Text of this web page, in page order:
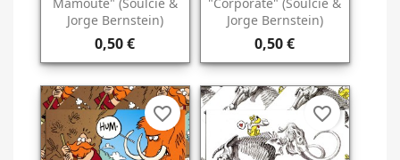
Jorge Bernstein)
0,50 €
Jorge Bernstein)
0,50 €
favorite_border favorite_border